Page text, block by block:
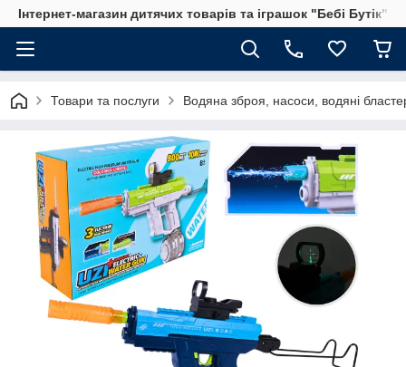
Інтернет-магазин дитячих товарів та іграшок "Бебі Бутік"
Товари та послуги Водяна зброя, насоси, водяні